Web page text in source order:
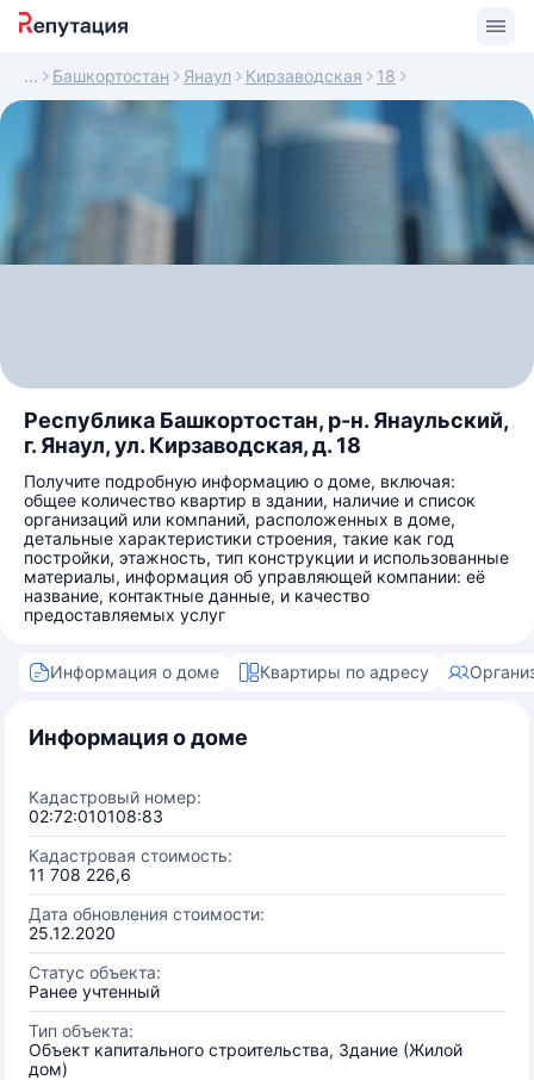
Башкортостан Янаул Кирзаводская 18
Республика Башкортостан, р-н. Янаульский,
г. Янаул, ул. Кирзаводская, д. 18
Получите подробную информацию о доме, включая:
общее количество квартир в здании, наличие и список
организаций или компаний, расположенных в доме,
детальные характеристики строения, такие как год
постройки, этажность, тип конструкции и использованные
материалы, информация об управляющей компании: её
название, контактные данные, и качество
предоставляемых услуг
Информация о доме Квартиры по адресу
Информация о доме
Кадастровый номер:
02:72:010108:83
Кадастровая стоимость:
11 708 226,6
Дата обновления стоимости:
25.12.2020
Статус объекта:
Ранее учтенный
Тип объекта:
Объект капитального строительства, Здание (Жилой
дом)